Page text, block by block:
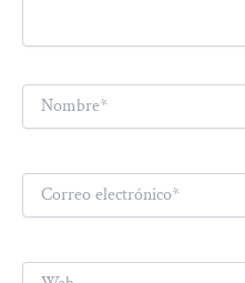
Nombre*
Correo
electrónico*
Web